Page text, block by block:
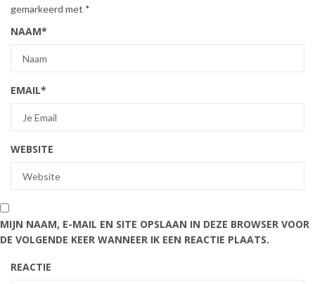
gemarkeerd met *
NAAM*
EMAIL*
WEBSITE
MIJN NAAM, E-MAIL EN SITE OPSLAAN IN DEZE BROWSER VOOR
DE VOLGENDE KEER WANNEER IK EEN REACTIE PLAATS.
REACTIE